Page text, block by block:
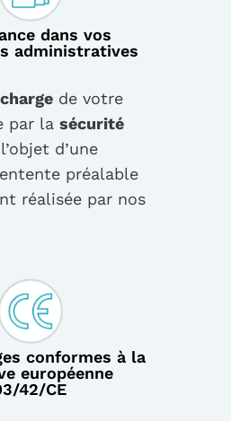
dans vos
administratives
de votre
par lasécurité
d’une
préalable
réalisée par nos
conformes à la
européenne
42/CE